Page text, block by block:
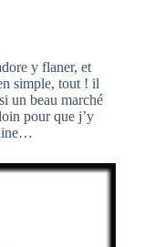
y flaner, et
simple, tout ! il
un beau marché
pour que j’y